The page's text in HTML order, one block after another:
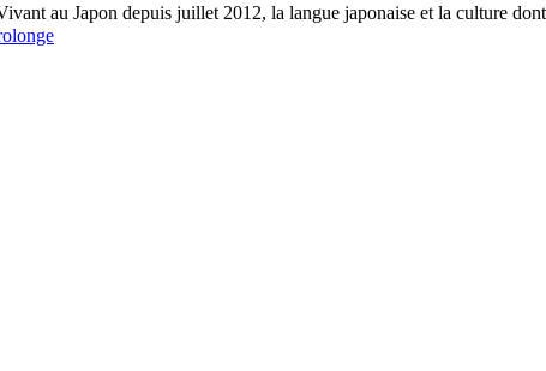
au Japon depuis juillet 2012, la langue japonaise et la culture